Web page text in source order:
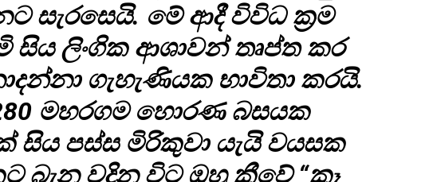
සැරසෙයි. මේ ආදී විවිධ ක්‍රම
සිය ලිංගික ආශාවන් තෘප්ත කර
ගැහැණියක භාවිතා කරයි.
මහරගම හොරණ බසයක
සිය පස්ස මිරිකුවා යැයි වයසක
බැන වදින විට ඔහු කීවේ “කෑ